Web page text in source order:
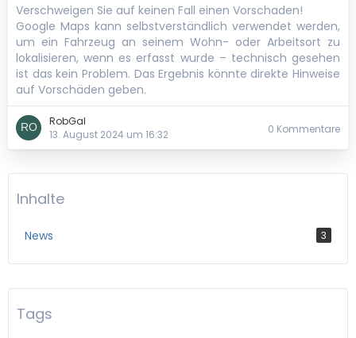
Verschweigen Sie auf keinen Fall einen Vorschaden!
Google Maps kann selbstverständlich verwendet werden,
um ein Fahrzeug an seinem Wohn- oder Arbeitsort zu
lokalisieren, wenn es erfasst wurde – technisch gesehen
ist das kein Problem. Das Ergebnis könnte direkte Hinweise
auf Vorschäden geben.
RobGal
13. August 2024 um 16:32
0 Kommentare
Inhalte
News 3
Tags